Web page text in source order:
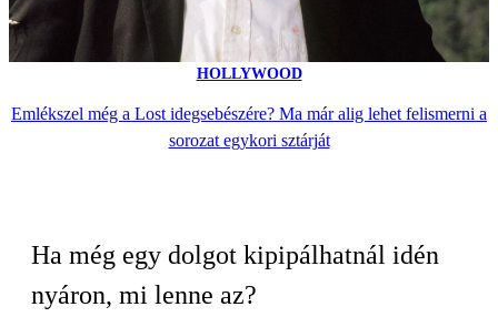
HOLLYWOOD
Emlékszel még a Lost idegsebészére? Ma már alig lehet felismerni a
sorozat egykori sztárját
Ha még egy dolgot kipipálhatnál idén
nyáron, mi lenne az?